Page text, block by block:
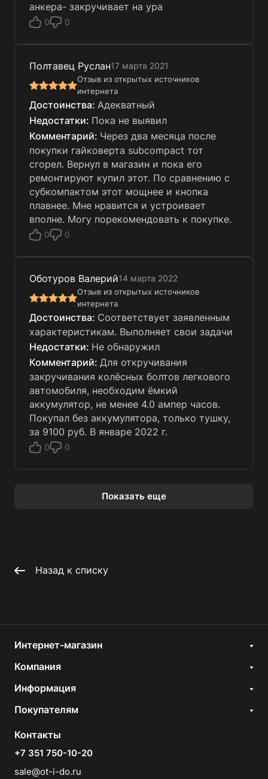
анкера- закручивает на ура
0 0
Полтавец Руслан17 марта 2021
Отзыв из открытых источников
интернета
Адекватный
Пока не выявил
Через два месяца после
покупки гайковерта subcompact тот
сгорел. Вернул в магазин и пока его
ремонтируют купил этот. По сравнению с
субкомпактом этот мощнее и кнопка
плавнее. Мне нравится и устроивает
вполне. Могу порекомендовать к покупке.
0 0
Оботуров Валерий14 марта 2022
Отзыв из открытых источников
интернета
Соответствует заявленным
характеристикам. Выполняет свои задачи
Не обнаружил
Для откручивания
закручивания колёсных болтов легкового
автомобиля, необходим ёмкий
аккумулятор, не менее 4.0 ампер часов.
Покупал без аккумулятора, только тушку,
за 9100 руб. В январе 2022 г.
0 0
Показать еще
Назад к списку
Интернет-магазин
Компания
Информация
Покупателям
Контакты
+7 351 750-10-20
sale@ot-i-do.ru